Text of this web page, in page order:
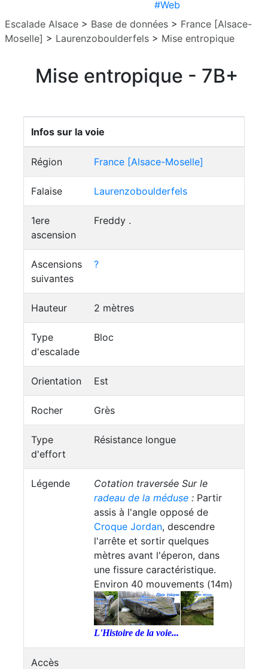
#Web
Escalade Alsace > Base de données > France [Alsace-
Moselle] > Laurenzoboulderfels > Mise entropique
Mise entropique - 7B+
Infos sur la voie
Région France [Alsace-Moselle]
Falaise Laurenzoboulderfels
1ere
ascension
Freddy .
Ascensions
suivantes
?
Hauteur 2 mètres
Type
d'escalade
Bloc
Orientation Est
Rocher Grès
Type
d'effort
Résistance longue
Légende Cotation traversée Sur le
radeau de la méduse : Partir
assis à l'angle opposé de
Croque Jordan, descendre
l'arrête et sortir quelques
mètres avant l'éperon, dans
une fissure caractéristique.
Environ 40 mouvements (14m)
L'Histoire de la voie...
Accès